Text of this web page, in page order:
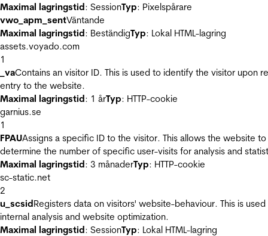
Maximal lagringstid: SessionTyp: Pixelspårare
vwo_apm_sentVäntande
Maximal lagringstid: BeständigTyp: Lokal HTML-lagring
assets.voyado.com
1
_vaContains an visitor ID. This is used to identify the visitor upon
entry to the website.
Maximal lagringstid: 1 årTyp: HTTP-cookie
garnius.se
1
FPAUAssigns a specific ID to the visitor. This allows the website to
determine the number of specific user-visits for analysis and
Maximal lagringstid: 3 månaderTyp: HTTP-cookie
sc-static.net
2
u_scsidRegisters data on visitors' website-behaviour. This is
internal analysis and website optimization.
Maximal lagringstid: SessionTyp: Lokal HTML-lagring